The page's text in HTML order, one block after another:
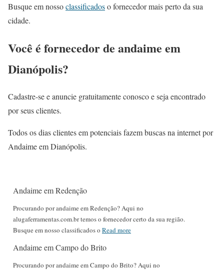
Busque em nossoclassificadoso fornecedor mais perto da sua
cidade.
Você é fornecedor de andaime em
Dianópolis?
Cadastre-se e anuncie gratuitamente conosco e seja encontrado
por seus clientes.
Todos os dias clientes em potenciais fazem buscas na internet por
Andaime em Dianópolis.
Andaime em Redenção
Procurando por andaime em Redenção? Aqui no
alugaferramentas.com.br temos o fornecedor certo da sua região.
Busque em nosso classificados o Read more
Andaime em Campo do Brito
Procurando por andaime em Campo do Brito? Aqui no